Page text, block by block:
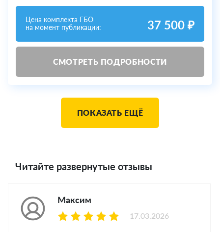
Цена комплекта ГБО
на момент публикации:
37 500 ₽
СМОТРЕТЬ ПОДРОБНОСТИ
ПОКАЗАТЬ ЕЩЁ
Читайте развернутые отзывы
Максим
17.03.2026